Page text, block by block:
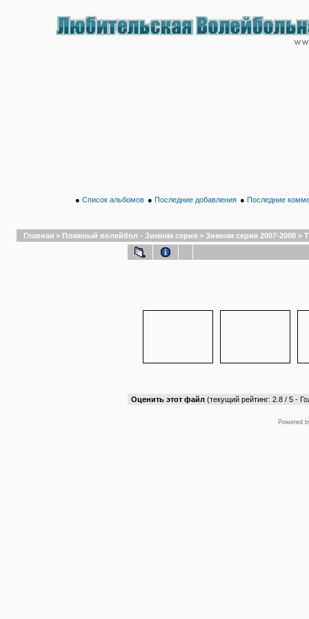
● Список альбомов ● Последние добавления ● Последние
Главная > Пляжный волейбол - Зимняя серия > Зимняя серия 2007-2008 >
Оценить этот файл (текущий рейтинг: 2.8 / 5 -
Powered